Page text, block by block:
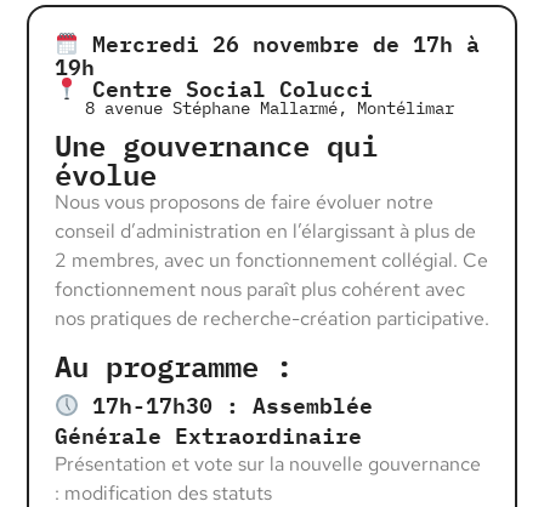
Mercredi 26 novembre de 17h à
19h
Centre Social Colucci
8 avenue Stéphane Mallarmé, Montélimar
Une gouvernance qui
évolue
Nous vous proposons de faire évoluer notre
conseil d’administration en l’élargissant à plus de
2 membres, avec un fonctionnement collégial. Ce
fonctionnement nous paraît plus cohérent avec
nos pratiques de recherche-création participative.
Au programme :
17h-17h30 : Assemblée
Générale Extraordinaire
Présentation et vote sur la nouvelle gouvernance
: modification des statuts